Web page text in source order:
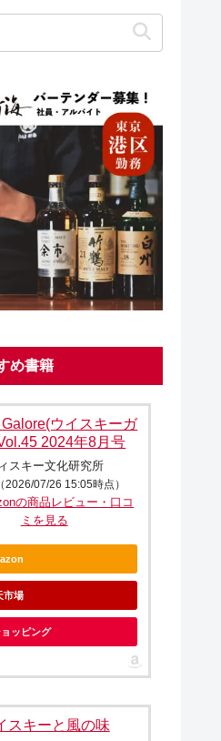
め書籍
ウイスキーガ
2024年8月号
スキー文化研究所
2026/07/26 15:05時点）
の商品レビュー・口コ
ミを見る
市場
ッピング
スキーと風の味